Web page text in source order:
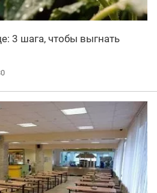
3 шага, чтобы выгнать